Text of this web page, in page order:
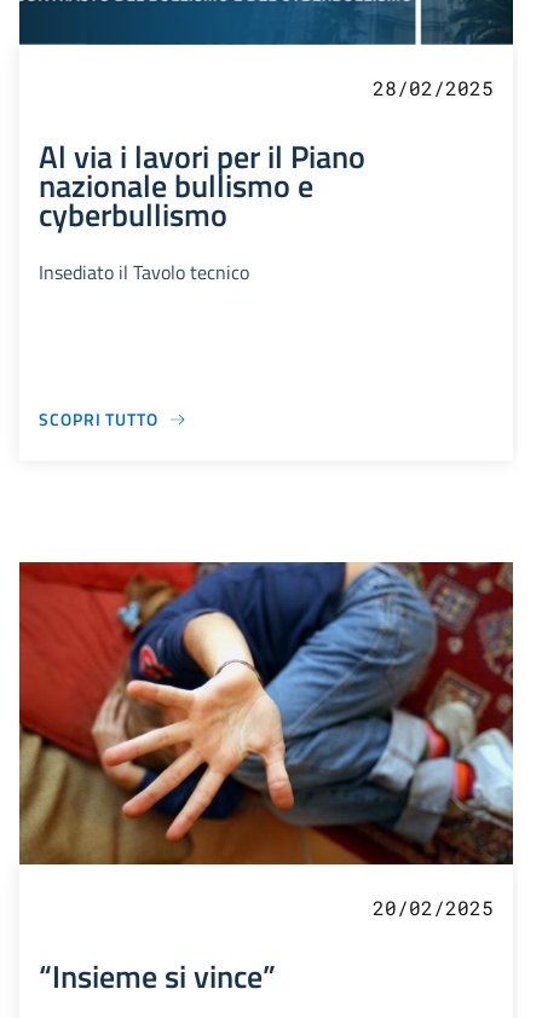
28/02/2025
Al via i lavori per il Piano
nazionale bullismo e
cyberbullismo
Insediato il Tavolo tecnico
SCOPRI TUTTO
20/02/2025
“Insieme si vince”